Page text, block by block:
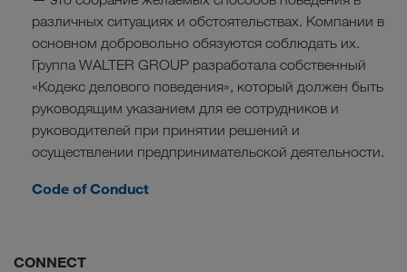
различных ситуациях и обстоятельствах. Компании в
основном добровольно обязуются соблюдать их.
Группа WALTER GROUP разработала собственный
«Кодекс делового поведения», который должен быть
руководящим указанием для ее сотрудников и
руководителей при принятии решений и
осуществлении предпринимательской деятельности.
Code of Conduct
CONNECT